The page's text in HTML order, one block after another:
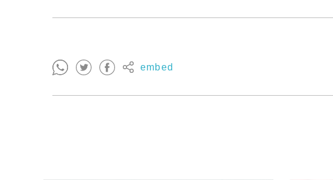
embed